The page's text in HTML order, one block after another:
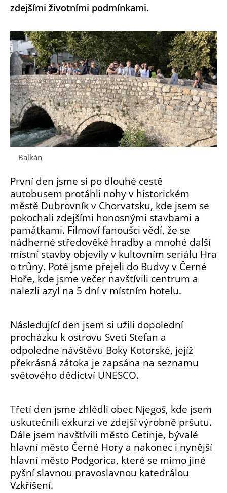
zdejšími životními podmínkami.
Balkán
První den jsme si po dlouhé cestě
autobusem protáhli nohy v historickém
městě Dubrovník v Chorvatsku, kde jsem se
pokochali zdejšími honosnými stavbami a
památkami. Filmoví fanoušci vědí, že se
nádherné středověké hradby a mnohé další
místní stavby objevily v kultovním seriálu Hra
o trůny. Poté jsme přejeli do Budvy v Černé
Hoře, kde jsme večer navštívili centrum a
nalezli azyl na 5 dní v místním hotelu.
Následující den jsem si užili dopolední
procházku k ostrovu Sveti Stefan a
odpoledne návštěvu Boky Kotorské, jejíž
překrásná zátoka je zapsána na seznamu
světového dědictví UNESCO.
Třetí den jsme zhlédli obec Njegoš, kde jsem
uskutečnili exkurzi ve zdejší výrobně pršutu.
Dále jsem navštívili město Cetinje, bývalé
hlavní město Černé Hory a nakonec i nynější
hlavní město Podgorica, které se mimo jiné
pyšní slavnou pravoslavnou katedrálou
Vzkříšení.